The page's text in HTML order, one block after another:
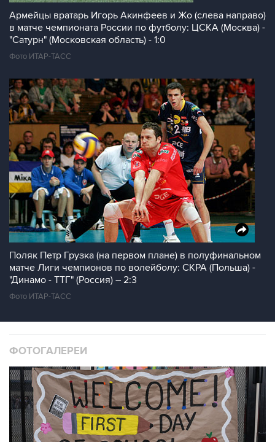
Армейцы вратарь Игорь Акинфеев и Жо (слева направо)
в матче чемпионата России по футболу: ЦСКА (Москва) -
"Сатурн" (Московская область) - 1:0
Фото ИТАР-ТАСС
Поляк Петр Грузка (на первом плане) в полуфинальном
матче Лиги чемпионов по волейболу: СКРА (Польша) -
"Динамо - ТТГ" (Россия) – 2:3
Фото ИТАР-ТАСС
ФОТОГАЛЕРЕИ